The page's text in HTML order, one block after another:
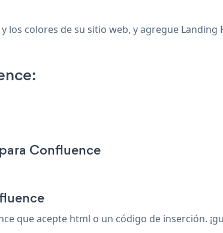
colores de su sitio web, y agregue Landing
Confluence
que acepte html o un código de inserción.